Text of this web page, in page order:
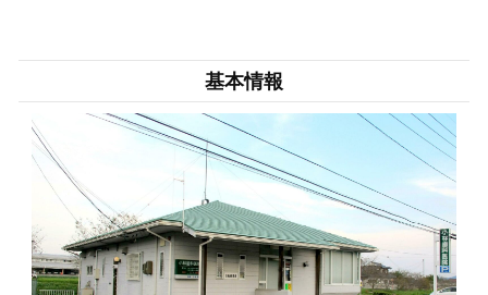
基本情報